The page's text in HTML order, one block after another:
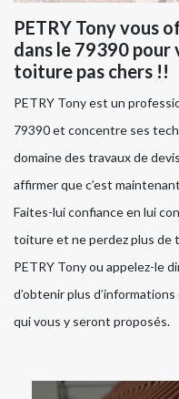
PETRY Tony vous
dans le 79390
toiture pas chers !!
PETRY Tony est un
79390 et concentre ses
domaine des travaux de
affirmer que c’est
Faites-lui confiance en lui
toiture et ne perdez plus de
PETRY Tony ou appelez-le
d’obtenir plus
qui vous y seront proposés.